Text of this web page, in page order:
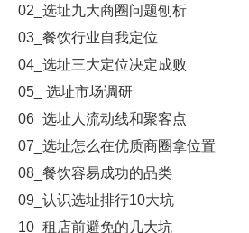
02_选址九大商圈问题刨析
03_餐饮行业自我定位
04_选址三大定位决定成败
05_ 选址市场调研
06_选址人流动线和聚客点
07_选址怎么在优质商圈拿位置
08_餐饮容易成功的品类
09_认识选址排行10大坑
10_租店前避免的几大坑